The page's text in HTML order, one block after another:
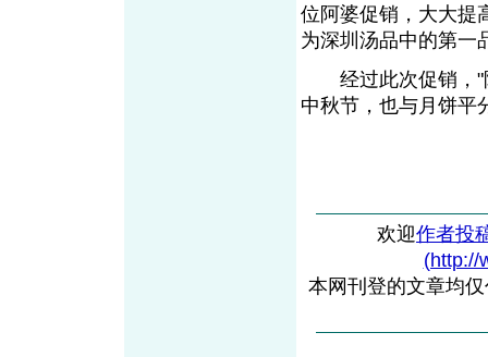
位阿婆促销，大大提
为深圳汤品中的第一
经过此次促销，"
中秋节，也与月饼
欢迎作者投
(http://
本网刊登的文章均